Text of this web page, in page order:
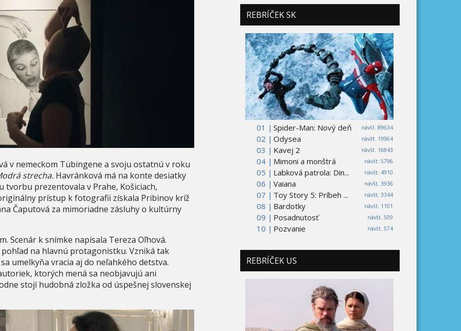
v nemeckom Tübingene a svoju ostatnú v roku
strecha. Havránková má na konte desiatky
tvorbu prezentovala v Prahe, Košiciach,
prístup k fotografii získala Pribinov kríž
Čaputová za mimoriadne zásluhy o kultúrny
Scenár k snímke napísala Tereza Oľhová.
na hlavnú protagonistku. Vzniká tak
umelkyňa vracia aj do neľahkého detstva.
ktorých mená sa neobjavujú ani
stojí hudobná zložka od úspešnej slovenskej
REBRÍČEK SK
01 | návšt. 89634
Spider-Man: Nový deň
02 |
návšt. 19964
Odysea
03 |
návšt. 16843
Kavej 2
04 |
návšt. 5796
Mimoni a monštrá
05 |
návšt. 4910
Labková patrola: Din...
06 |
návšt. 3936
Vaiana
07 |
návšt. 3344
Toy Story 5: Príbeh ...
08 |
návšt. 1101
Bardotky
09 |
návšt. 509
Posadnutosť
10 |
návšt. 574
Pozvanie
REBRÍČEK US